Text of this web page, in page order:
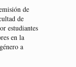
de
de
estudiantes
en la
a